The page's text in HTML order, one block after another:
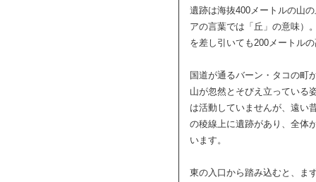
遺跡は海抜400メートルの山
アの言葉では「丘」の意味）
を差し引いても200メートル
国道が通るバーン・タコの町
山が忽然とそびえ立っている
は活動していませんが、遠い
の稜線上に遺跡があり、全体
います。
東の入口から踏み込むと、ま